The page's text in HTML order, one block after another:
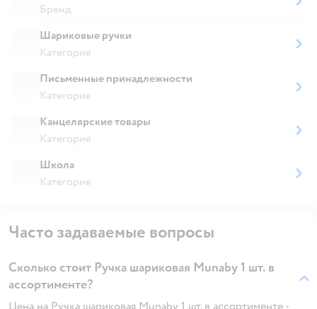
Бренд
Шариковые ручки
Категория
Письменные принадлежности
Категория
Канцелярские товары
Категория
Школа
Категория
Часто задаваемые вопросы
Сколько стоит Ручка шариковая Munaby 1 шт. в
ассортименте?
Цена на Ручка шариковая Munaby 1 шт. в ассортименте -